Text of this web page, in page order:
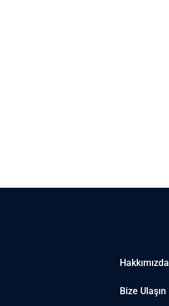
Hakkımızda
Bize Ulaşın